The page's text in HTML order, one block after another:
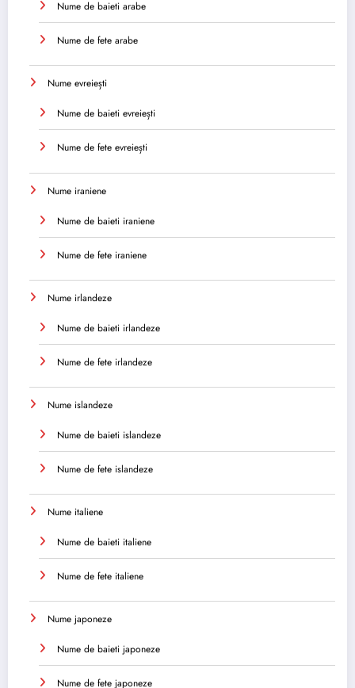
Nume de baieti arabe
Nume de fete arabe
Nume evreiești
Nume de baieti evreiești
Nume de fete evreiești
Nume iraniene
Nume de baieti iraniene
Nume de fete iraniene
Nume irlandeze
Nume de baieti irlandeze
Nume de fete irlandeze
Nume islandeze
Nume de baieti islandeze
Nume de fete islandeze
Nume italiene
Nume de baieti italiene
Nume de fete italiene
Nume japoneze
Nume de baieti japoneze
Nume de fete japoneze